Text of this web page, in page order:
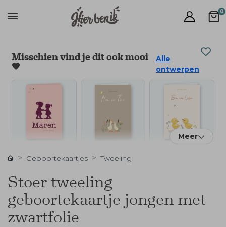
0
Misschien vind je dit ook mooi
🧡
Alle
ontwerpen
Meer
Geboortekaartjes Tweeling
Stoer tweeling
geboortekaartje jongen met
zwartfolie